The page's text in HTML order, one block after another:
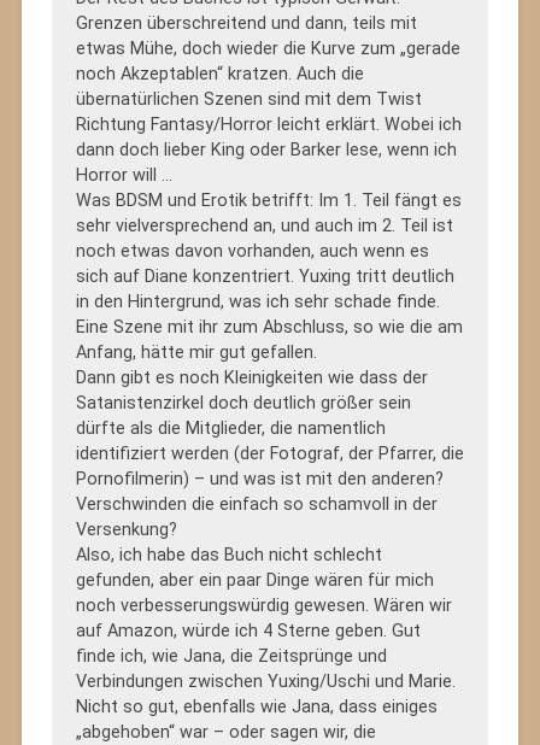
Grenzen überschreitend und dann, teils mit
etwas Mühe, doch wieder die Kurve zum „gerade
noch Akzeptablen“ kratzen. Auch die
übernatürlichen Szenen sind mit dem Twist
Richtung Fantasy/Horror leicht erklärt. Wobei ich
dann doch lieber King oder Barker lese, wenn ich
Horror will …
Was BDSM und Erotik betrifft: Im 1. Teil fängt es
sehr vielversprechend an, und auch im 2. Teil ist
noch etwas davon vorhanden, auch wenn es
sich auf Diane konzentriert. Yuxing tritt deutlich
in den Hintergrund, was ich sehr schade finde.
Eine Szene mit ihr zum Abschluss, so wie die am
Anfang, hätte mir gut gefallen.
Dann gibt es noch Kleinigkeiten wie dass der
Satanistenzirkel doch deutlich größer sein
dürfte als die Mitglieder, die namentlich
identifiziert werden (der Fotograf, der Pfarrer, die
Pornofilmerin) – und was ist mit den anderen?
Verschwinden die einfach so schamvoll in der
Versenkung?
Also, ich habe das Buch nicht schlecht
gefunden, aber ein paar Dinge wären für mich
noch verbesserungswürdig gewesen. Wären wir
auf Amazon, würde ich 4 Sterne geben. Gut
finde ich, wie Jana, die Zeitsprünge und
Verbindungen zwischen Yuxing/Uschi und Marie.
Nicht so gut, ebenfalls wie Jana, dass einiges
„abgehoben“ war – oder sagen wir, die